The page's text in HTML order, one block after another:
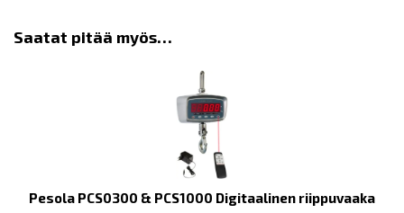
Saatat pitää myös…
Pesola PCS0300 & PCS1000 Digitaalinen riippuvaaka